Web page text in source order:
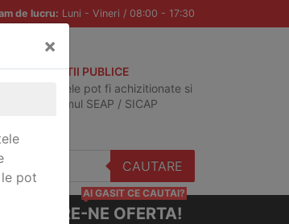
de lucru: Luni - Vineri / 08:00 - 17:30
ACHIZITII PUBLICE
Produsele pot fi achizitionate si
in sistemul SEAP / SICAP
CAUTARE
CERE-NE OFERTA!
AI GASIT CE CAUTAI?
×
pot